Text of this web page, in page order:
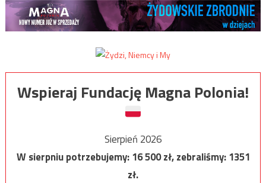
Wspieraj Fundację Magna Polonia!
Sierpień 2026
W sierpniu potrzebujemy:16 500zł, zebraliśmy:1351
zł.